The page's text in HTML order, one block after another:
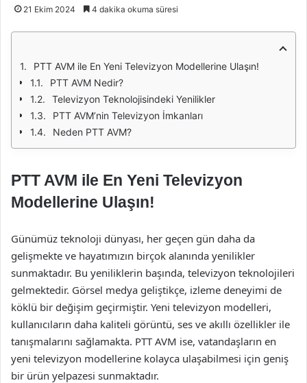
21 Ekim 2024 4 dakika okuma süresi
PTT AVM ile En Yeni Televizyon Modellerine Ulaşın!
PTT AVM Nedir?
Televizyon Teknolojisindeki Yenilikler
PTT AVM’nin Televizyon İmkanları
Neden PTT AVM?
PTT AVM ile En Yeni Televizyon
Modellerine Ulaşın!
Günümüz teknoloji dünyası, her geçen gün daha da
gelişmekte ve hayatımızın birçok alanında yenilikler
sunmaktadır. Bu yeniliklerin başında, televizyon teknolojileri
gelmektedir. Görsel medya geliştikçe, izleme deneyimi de
köklü bir değişim geçirmiştir. Yeni televizyon modelleri,
kullanıcıların daha kaliteli görüntü, ses ve akıllı özellikler ile
tanışmalarını sağlamakta. PTT AVM ise, vatandaşların en
yeni televizyon modellerine kolayca ulaşabilmesi için geniş
bir ürün yelpazesi sunmaktadır.